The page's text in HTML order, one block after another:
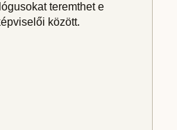
teremthet e
között.